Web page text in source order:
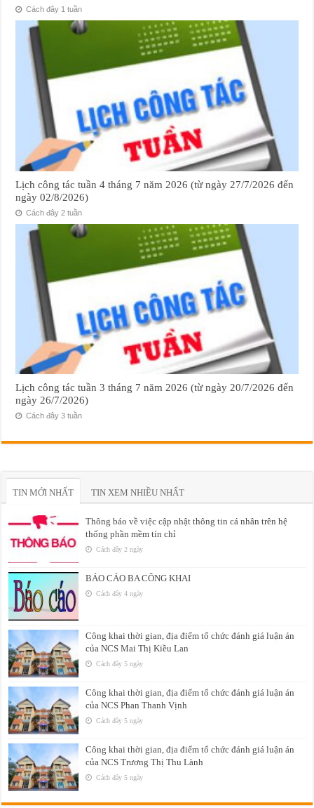
Cách đây 1 tuần
Lịch công tác tuần 4 tháng 7 năm 2026 (từ ngày 27/7/2026 đến
ngày 02/8/2026)
Cách đây 2 tuần
Lịch công tác tuần 3 tháng 7 năm 2026 (từ ngày 20/7/2026 đến
ngày 26/7/2026)
Cách đây 3 tuần
TIN MỚI NHẤT TIN XEM NHIỀU NHẤT
Thông báo về việc cập nhật thông tin cá nhân trên hệ
thống phần mềm tín chỉ
Cách đây 2 ngày
BÁO CÁO BA CÔNG KHAI
Cách đây 4 ngày
Công khai thời gian, địa điểm tổ chức đánh giá luận án
của NCS Mai Thị Kiều Lan
Cách đây 5 ngày
Công khai thời gian, địa điểm tổ chức đánh giá luận án
của NCS Phan Thanh Vịnh
Cách đây 5 ngày
Công khai thời gian, địa điểm tổ chức đánh giá luận án
của NCS Trương Thị Thu Lành
Cách đây 5 ngày